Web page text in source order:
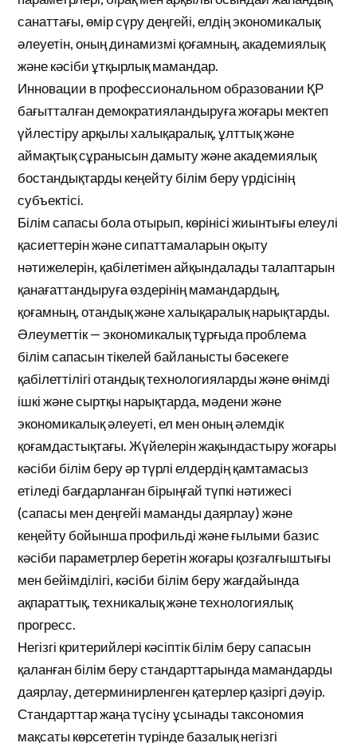
санаттағы, өмір сүру деңгейі, елдің экономикалық
әлеуетін, оның динамизмі қоғамның, академиялық
және кәсіби ұтқырлық мамандар.
Инновации в профессиональном образовании ҚР
бағытталған демократияландыруға жоғары мектеп
үйлестіру арқылы халықаралық, ұлттық және
аймақтық сұранысын дамыту және академиялық
бостандықтарды кеңейту білім беру үрдісінің
субъектісі.
Білім сапасы бола отырып, көрінісі жиынтығы елеулі
қасиеттерін және сипаттамаларын оқыту
нәтижелерін, қабілетімен айқындалады талаптарын
қанағаттандыруға өздерінің мамандардың,
қоғамның, отандық және халықаралық нарықтарды.
Әлеуметтік — экономикалық тұрғыда проблема
білім сапасын тікелей байланысты бәсекеге
қабілеттілігі отандық технологияларды және өнімді
ішкі және сыртқы нарықтарда, мәдени және
экономикалық әлеуеті, ел мен оның әлемдік
қоғамдастықтағы. Жүйелерін жақындастыру жоғары
кәсіби білім беру әр түрлі елдердің қамтамасыз
етіледі бағдарланған бірыңғай түпкі нәтижесі
(сапасы мен деңгейі маманды даярлау) және
кеңейту бойынша профильді және ғылыми базис
кәсіби параметрлер беретін жоғары қозғалғыштығы
мен бейімділігі, кәсіби білім беру жағдайында
ақпараттық, техникалық және технологиялық
прогресс.
Негізгі критерийлері кәсіптік білім беру сапасын
қаланған білім беру стандарттарында мамандарды
даярлау, детерминирленген қатерлер қазіргі дәуір.
Стандарттар жаңа түсіну ұсынады таксономия
мақсаты көрсететін түрінде базалық негізгі